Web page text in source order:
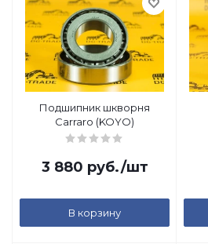
Подшипник шкворня
Carraro (KOYO)
3 880 руб./шт
В корзину